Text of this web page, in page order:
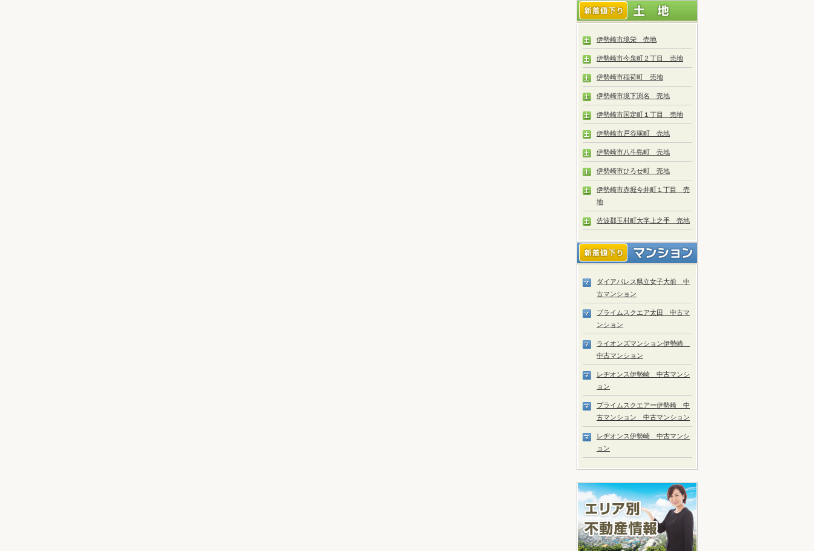
伊勢崎市境栄 売地
伊勢崎市今泉町２丁目 売地
伊勢崎市稲荷町 売地
伊勢崎市境下渕名 売地
伊勢崎市国定町１丁目 売地
伊勢崎市戸谷塚町 売地
伊勢崎市八斗島町 売地
伊勢崎市ひろせ町 売地
伊勢崎市赤堀今井町１丁目 売
地
佐波郡玉村町大字上之手 売地
ダイアパレス県立女子大前 中
古マンション
プライムスクエア太田 中古マ
ンション
ライオンズマンション伊勢崎
中古マンション
レヂオンス伊勢崎 中古マンシ
ョン
プライムスクエアー伊勢崎 中
古マンション 中古マンション
レヂオンス伊勢崎 中古マンシ
ョン